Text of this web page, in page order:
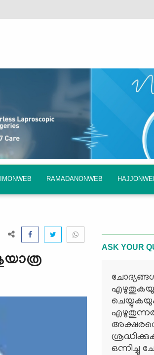
RAMADANONWEB
ASK YOUR
എഴുതുന്നത്
ഒന്നിച്ചു